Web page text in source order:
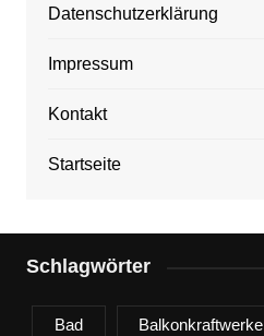
Datenschutzerklärung
Impressum
Kontakt
Startseite
Schlagwörter
Bad Balkonkraftwerke